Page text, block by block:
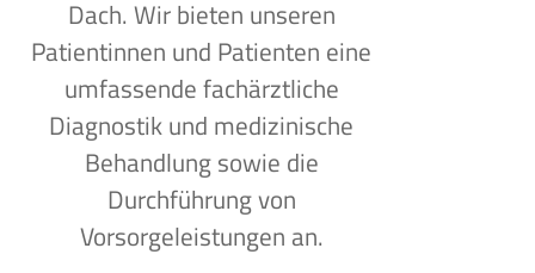
Dach. Wir bieten unseren
Patientinnen und Patienten eine
umfassende fachärztliche
Diagnostik und medizinische
Behandlung sowie die
Durchführung von
Vorsorgeleistungen an.